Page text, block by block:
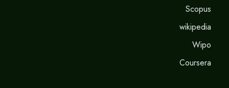
Scopus
wikipedia
Wipo
Coursera